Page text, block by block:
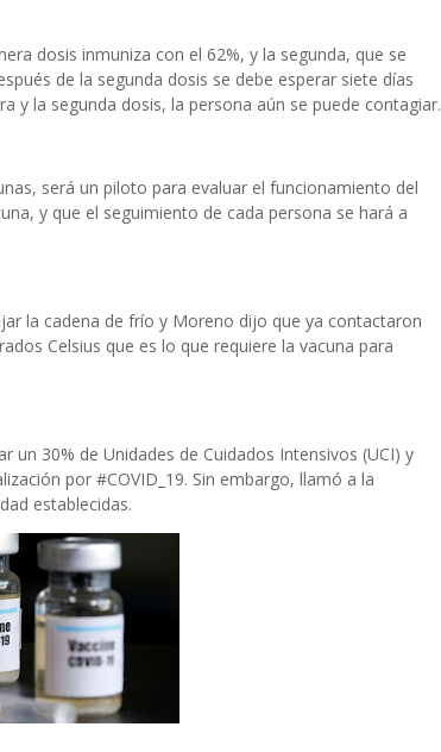
dosis inmuniza con el 62%, y la segunda, que se
de la segunda dosis se debe esperar siete días
y la segunda dosis, la persona aún se puede contagiar.
será un piloto para evaluar el funcionamiento del
y que el seguimiento de cada persona se hará a
la cadena de frío y Moreno dijo que ya contactaron
Celsius que es lo que requiere la vacuna para
30% de Unidades de Cuidados Intensivos (UCI) y
por #COVID_19. Sin embargo, llamó a la
establecidas.